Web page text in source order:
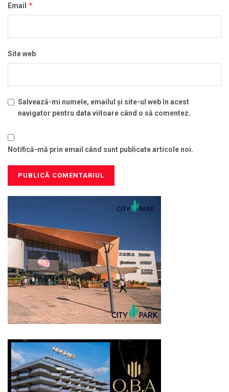
Email *
Site web
Salvează-mi numele, emailul și site-ul web în acest
navigator pentru data viitoare când o să comentez.
Notifică-mă prin email când sunt publicate articole noi.